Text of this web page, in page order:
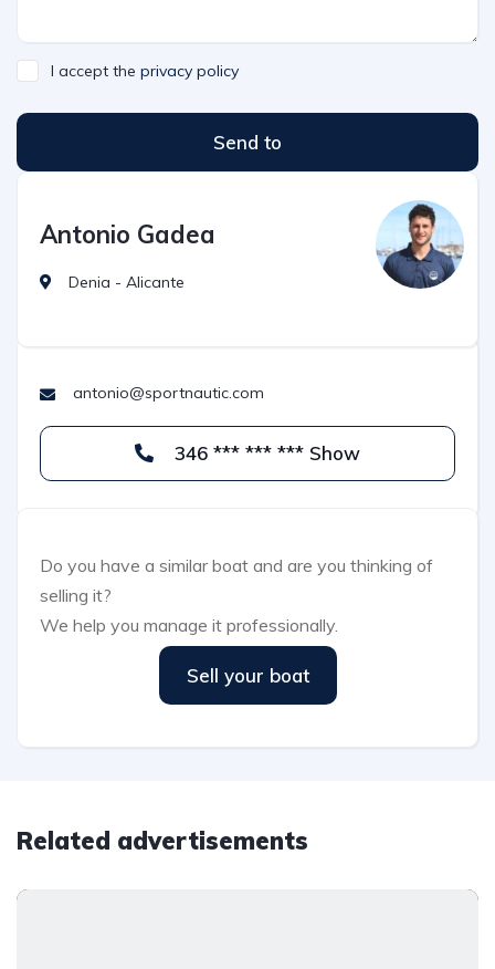
I accept the privacy policy
Send to
Antonio Gadea
Denia - Alicante
antonio@sportnautic.com
346 *** *** *** Show
Do you have a similar boat and are you thinking of
selling it?
We help you manage it professionally.
Sell your boat
Related advertisements